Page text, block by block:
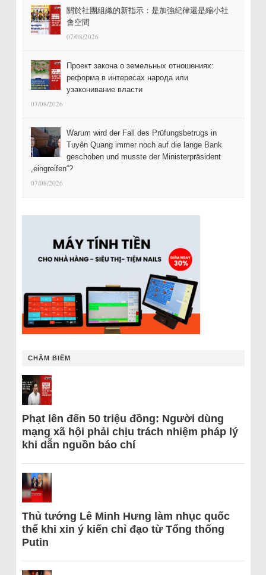
關於社團組織的新指示：是加強紀律還是縮小社
會空間
07/08/2026
Проект закона о земельных отношениях:
реформа в интересах народа или
узаконивание власти
07/08/2026
Warum wird der Fall des Prüfungsbetrugs in
Tuyên Quang immer noch auf die lange Bank
geschoben und musste der Ministerpräsident
„eingreifen“?
07/08/2026
CHÂM BIẾM
Phạt lên đến 50 triệu đồng: Người dùng
mạng xã hội phải chịu trách nhiệm pháp lý
khi dẫn nguồn báo chí
Thủ tướng Lê Minh Hưng làm nhục quốc
thể khi xin ý kiến chỉ đạo từ Tổng thống
Putin